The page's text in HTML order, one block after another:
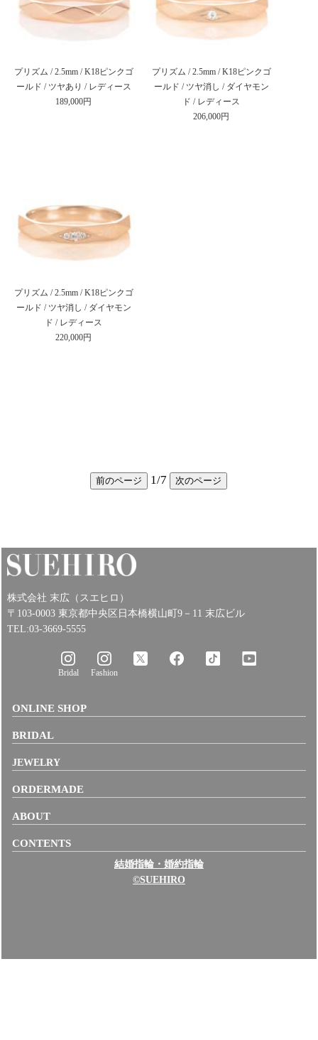
プリズム / 2.5mm / K18ピンクゴ
ールド / ツヤあり / レディース
189,000円
プリズム / 2.5mm / K18ピンクゴ
ールド / ツヤ消し / ダイヤモン
ド / レディース
206,000円
プリズム / 2.5mm / K18ピンクゴ
ールド / ツヤ消し / ダイヤモン
ド / レディース
220,000円
前のページ 1/7 次のページ
株式会社 末広（スエヒロ）
〒103-0003 東京都中央区日本橋横山町9－11 末広ビル
TEL:03-3669-5555
Bridal Fashion
ONLINE SHOP
BRIDAL
JEWELRY
ORDERMADE
ABOUT
CONTENTS
結婚指輪・婚約指輪
©SUEHIRO